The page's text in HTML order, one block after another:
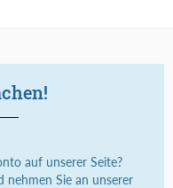
auf unserer Seite?
nehmen Sie an unserer